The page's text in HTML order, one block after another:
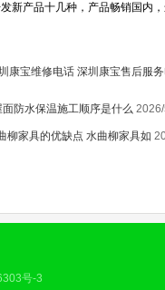
新产品十几种，产品畅销国内
康宝维修电话 深圳康宝售后服
防水保温施工顺序是什么
柳家具的优缺点 水曲柳家具如
号-3